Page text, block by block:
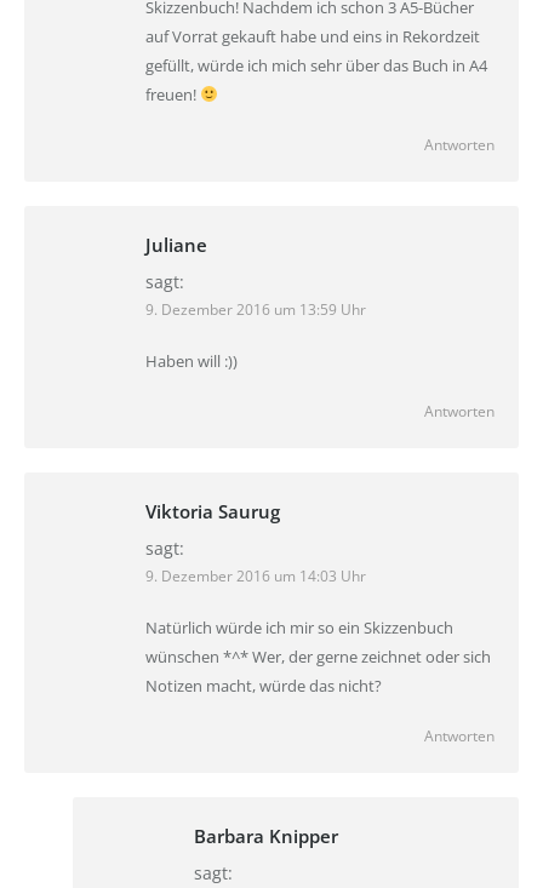
Skizzenbuch! Nachdem ich schon 3 A5-Bücher
auf Vorrat gekauft habe und eins in Rekordzeit
gefüllt, würde ich mich sehr über das Buch in A4
freuen!
Antworten
Juliane
sagt:
9. Dezember 2016 um 13:59 Uhr
Haben will :))
Antworten
Viktoria Saurug
sagt:
9. Dezember 2016 um 14:03 Uhr
Natürlich würde ich mir so ein Skizzenbuch
wünschen *^* Wer, der gerne zeichnet oder sich
Notizen macht, würde das nicht?
Antworten
Barbara Knipper
sagt: